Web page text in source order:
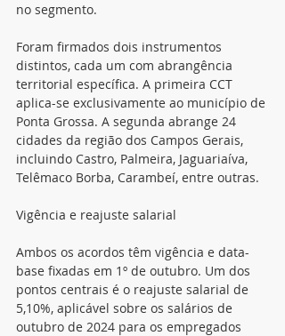
no segmento.
Foram firmados dois instrumentos
distintos, cada um com abrangência
territorial específica. A primeira CCT
aplica-se exclusivamente ao município de
Ponta Grossa. A segunda abrange 24
cidades da região dos Campos Gerais,
incluindo Castro, Palmeira, Jaguariaíva,
Telêmaco Borba, Carambeí, entre outras.
Vigência e reajuste salarial
Ambos os acordos têm vigência e data-
base fixadas em 1º de outubro. Um dos
pontos centrais é o reajuste salarial de
5,10%, aplicável sobre os salários de
outubro de 2024 para os empregados